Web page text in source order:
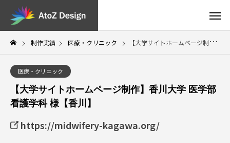
制作実績 医療・クリニック 【大学サイトホームページ制作】香川大学 医学部 看護学科 様【香川】
医療・クリニック
【大学サイトホームページ制作】香川大学 医学部
看護学科 様【香川】
https://midwifery-kagawa.org/